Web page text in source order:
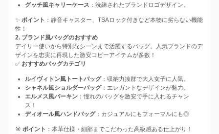
グッチ風キャリーケース ：洗練されたブランドロゴデザイン。
✨ ポイント ：静音キャスター、TSAロック付きなど本物に劣らない機能
性！
2. ブランド風バッグのおすすめ
デイリー使いから特別なシーンまで活躍するバッグ。人気ブランドのデ
ザインを忠実に再現した激安コピーアイテムが多数！
✅ おすすめバッグカテゴリ
ルイヴィトン風トートバッグ：収納力抜群で大人女子に人気。
シャネル風ショルダーバッグ：エレガントなデザインが魅力。
エルメス風バーキン ：憧れのバッグを激安で手に入れるチャン
ス！
ディオール風ハンドバッグ：カジュアルにもフォーマルにも◎
🎯 ポイント ：本革仕様・細部までこだわった高級感ある仕上がり！